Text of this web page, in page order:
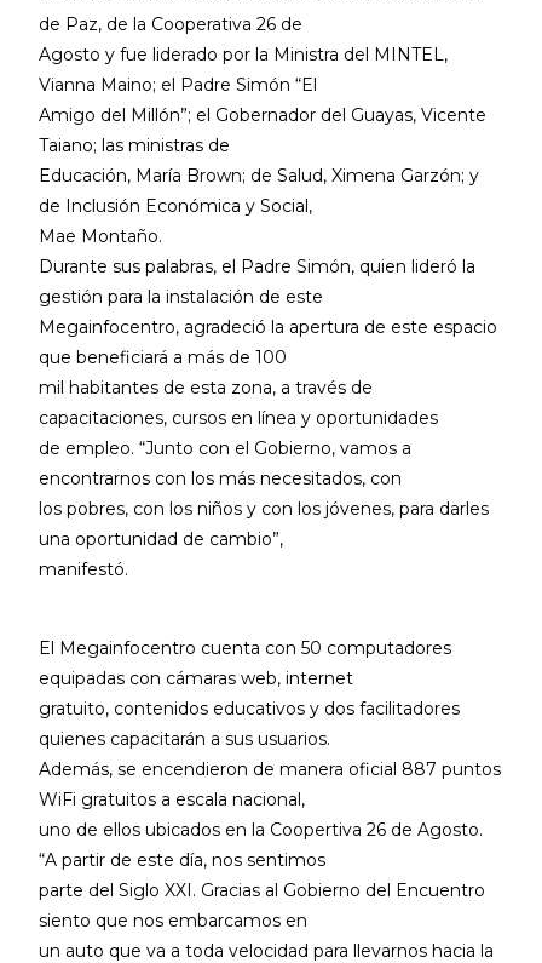
de Paz, de la Cooperativa 26 de
Agosto y fue liderado por la Ministra del MINTEL,
Vianna Maino; el Padre Simón “El
Amigo del Millón”; el Gobernador del Guayas, Vicente
Taiano; las ministras de
Educación, María Brown; de Salud, Ximena Garzón; y
de Inclusión Económica y Social,
Mae Montaño.
Durante sus palabras, el Padre Simón, quien lideró la
gestión para la instalación de este
Megainfocentro, agradeció la apertura de este espacio
que beneficiará a más de 100
mil habitantes de esta zona, a través de
capacitaciones, cursos en línea y oportunidades
de empleo. “Junto con el Gobierno, vamos a
encontrarnos con los más necesitados, con
los pobres, con los niños y con los jóvenes, para darles
una oportunidad de cambio”,
manifestó.
El Megainfocentro cuenta con 50 computadores
equipadas con cámaras web, internet
gratuito, contenidos educativos y dos facilitadores
quienes capacitarán a sus usuarios.
Además, se encendieron de manera oficial 887 puntos
WiFi gratuitos a escala nacional,
uno de ellos ubicados en la Coopertiva 26 de Agosto.
“A partir de este día, nos sentimos
parte del Siglo XXI. Gracias al Gobierno del Encuentro
siento que nos embarcamos en
un auto que va a toda velocidad para llevarnos hacia la